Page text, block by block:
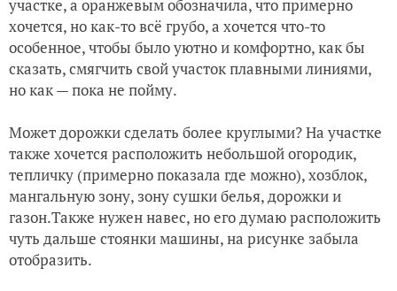
участке, а оранжевым обозначила, что примерно
хочется, но как-то всё грубо, а хочется что-то
особенное, чтобы было уютно и комфортно, как бы
сказать, смягчить свой участок плавными линиями,
но как — пока не пойму.
Может дорожки сделать более круглыми? На участке
также хочется расположить небольшой огородик,
тепличку (примерно показала где можно), хозблок,
мангальную зону, зону сушки белья, дорожки и
газон.Также нужен навес, но его думаю расположить
чуть дальше стоянки машины, на рисунке забыла
отобразить.